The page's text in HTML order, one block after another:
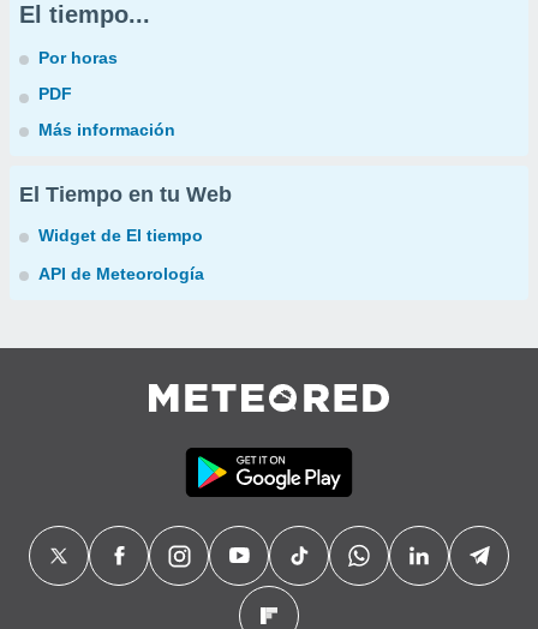
El tiempo...
Por horas
PDF
Más información
El Tiempo en tu Web
Widget de El tiempo
API de Meteorología